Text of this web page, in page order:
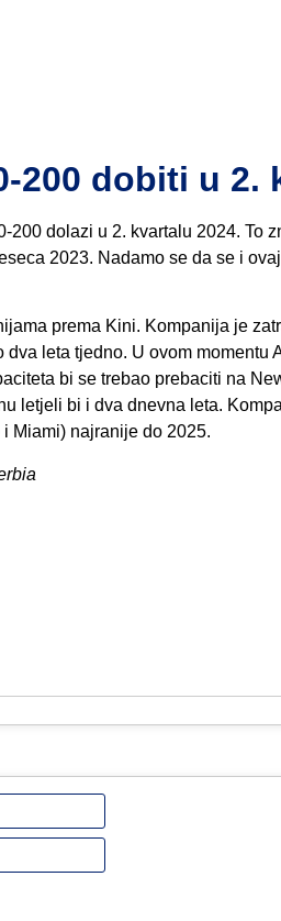
200 dobiti u 2.
200 dolazi u 2. kvartalu 2024. To
2023. Nadamo se da se i
prema Kini. Kompanija je
leta tjedno. U ovom momentu
bi se trebao prebaciti na
letjeli bi i dva dnevna leta.
Miami) najranije do 2025.
Ime
ili
nadimak
Email
(nije